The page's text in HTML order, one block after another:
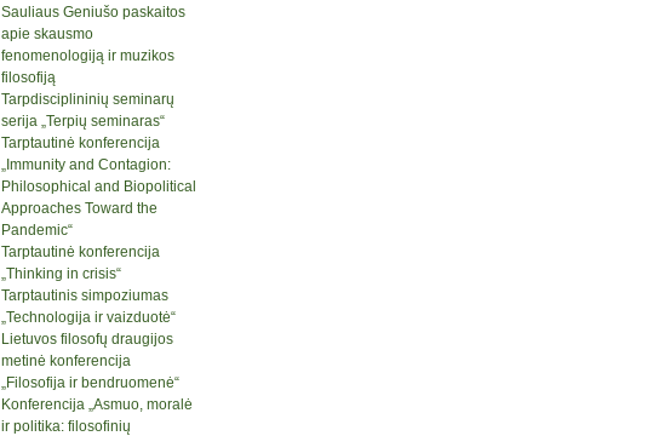
Sauliaus Geniušo paskaitos
apie skausmo
fenomenologiją ir muzikos
filosofiją
Tarpdisciplininių seminarų
serija „Terpių seminaras“
Tarptautinė konferencija
„Immunity and Contagion:
Philosophical and Biopolitical
Approaches Toward the
Pandemic“
Tarptautinė konferencija
„Thinking in crisis“
Tarptautinis simpoziumas
„Technologija ir vaizduotė“
Lietuvos filosofų draugijos
metinė konferencija
„Filosofija ir bendruomenė“
Konferencija „Asmuo, moralė
ir politika: filosofinių